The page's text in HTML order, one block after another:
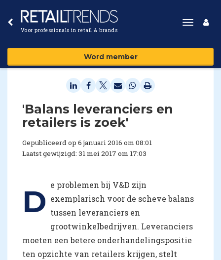
Voor professionals in retail & brands
Toggle
Word member
'Balans leveranciers en
retailers is zoek'
Gepubliceerd op 6 januari 2016 om 08:01
Laatst gewijzigd: 31 mei 2017 om 17:03
D e problemen bij V&D zijn
exemplarisch voor de scheve balans
tussen leveranciers en
grootwinkelbedrijven. Leveranciers
moeten een betere onderhandelingspositie
ten opzichte van retailers krijgen, stelt